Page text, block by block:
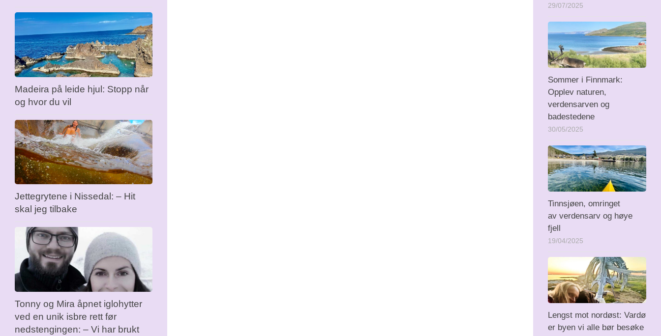
Madeira på leide hjul: Stopp når
og hvor du vil
Jettegrytene i Nissedal: – Hit
skal jeg tilbake
Tonny og Mira åpnet iglohytter
ved en unik isbre rett før
nedstengingen: – Vi har brukt
29/07/2025
Sommer i Finnmark:
Opplev naturen,
verdensarven og
badestedene
30/05/2025
Tinnsjøen, omringet
av verdensarv og høye
fjell
19/04/2025
Lengst mot nordøst: Vardø
er byen vi alle bør besøke